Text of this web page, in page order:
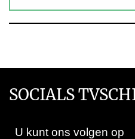
SOCIALS
U kunt ons volgen op